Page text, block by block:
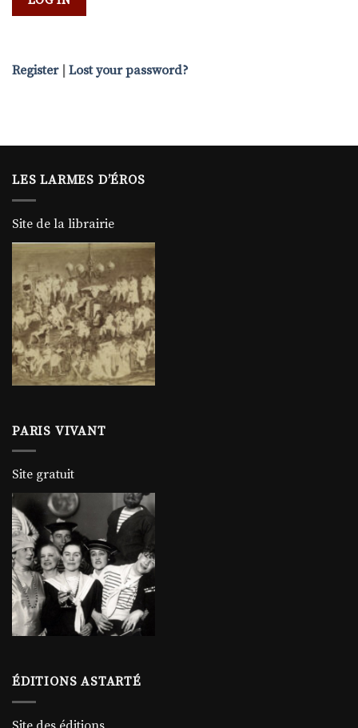
Register Lost your password?
LES LARMES D’ÉROS
Site de la librairie
PARIS VIVANT
Site gratuit
ÉDITIONS ASTARTÉ